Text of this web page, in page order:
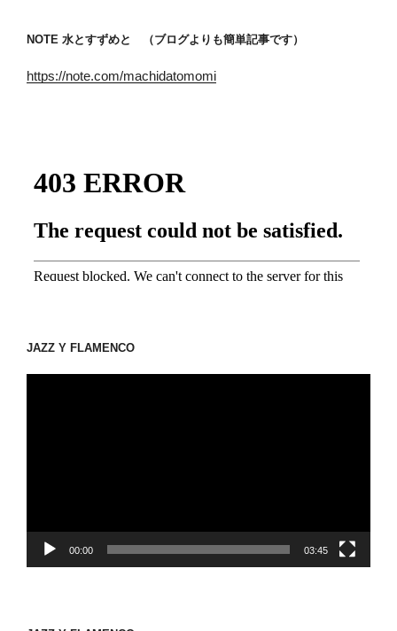
NOTE 水とすずめと （ブログよりも簡単記事です）
https://note.com/machidatomomi
JAZZ Y FLAMENCO
00:00 03:45